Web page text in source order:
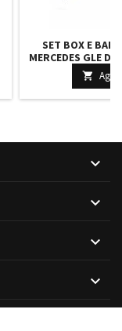
SET BOX E
MERCEDES GLE
240 LITRI GRIGIO
110 CM




